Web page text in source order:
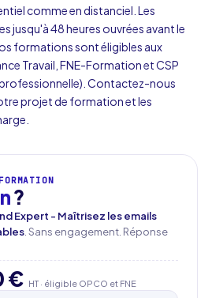
comme en distanciel. Les
jusqu'à 48 heures ouvrées avant le
formations sont éligibles aux
Travail, FNE-Formation et CSP
Contactez-nous
projet de formation et les
?
Expert - Maîtrisez les emails
. Sans engagement. Réponse
€ HT · éligible OPCO et FNE